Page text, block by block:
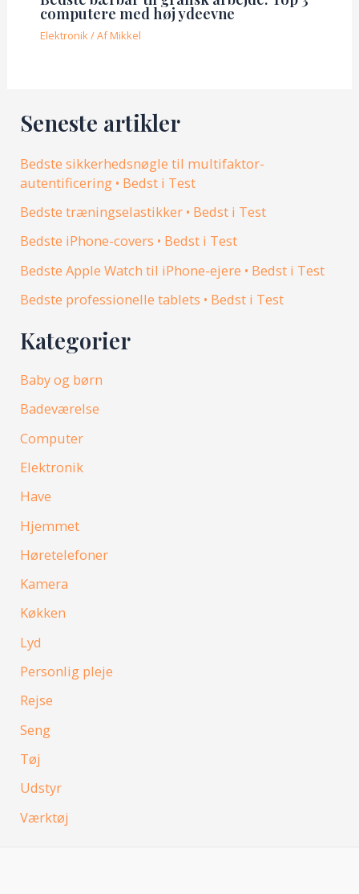
computere med høj ydeevne
Elektronik/ AfMikkel
Seneste artikler
Bedste sikkerhedsnøgle til multifaktor-
autentificering • Bedst i Test
Bedste træningselastikker • Bedst i Test
Bedste iPhone-covers • Bedst i Test
Bedste Apple Watch til iPhone-ejere • Bedst i Test
Bedste professionelle tablets • Bedst i Test
Kategorier
Baby og børn
Badeværelse
Computer
Elektronik
Have
Hjemmet
Høretelefoner
Kamera
Køkken
Lyd
Personlig pleje
Rejse
Seng
Tøj
Udstyr
Værktøj